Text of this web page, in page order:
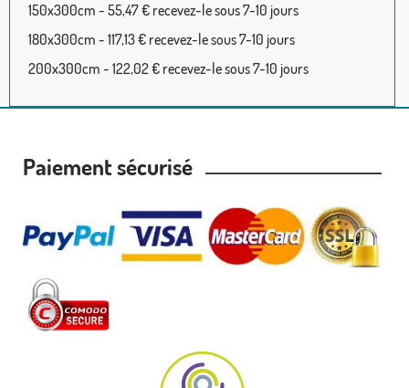
150x300cm - 55,47 € recevez-le sous 7-10 jours
180x300cm - 117,13 € recevez-le sous 7-10 jours
200x300cm - 122,02 € recevez-le sous 7-10 jours
Paiement sécurisé